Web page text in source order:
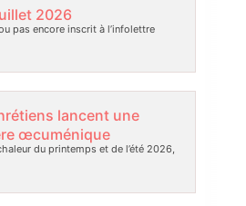
2026
pas encore inscrit à l’infolettre
lancent une
œcuménique
du printemps et de l’été 2026,